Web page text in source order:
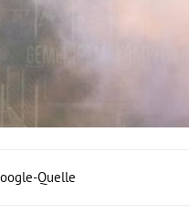
Quelle